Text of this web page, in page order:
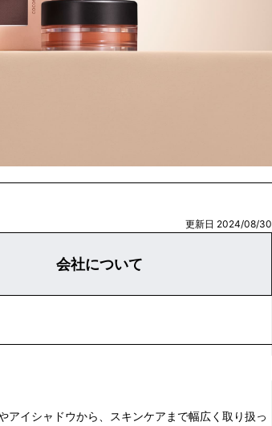
更新日 2024/08/30
会社について
イシャドウから、スキンケアまで幅広く取り扱っ